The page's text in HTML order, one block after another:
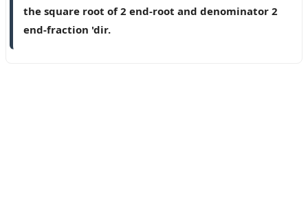
the square root of 2 end-root and denominator 2
end-fraction 'dir.